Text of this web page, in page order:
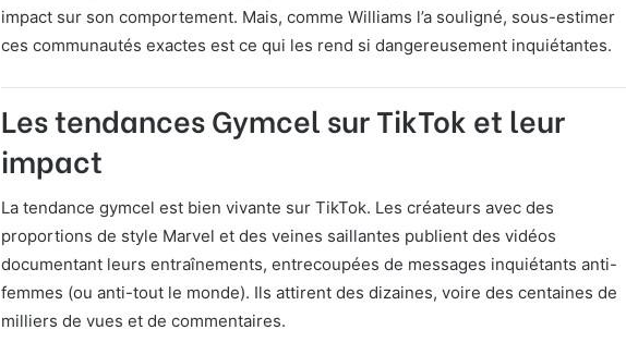
impact sur son comportement. Mais, comme Williams l’a souligné, sous-estimer
ces communautés exactes est ce qui les rend si dangereusement inquiétantes.
Les tendances Gymcel sur TikTok et leur
impact
La tendance gymcel est bien vivante sur TikTok. Les créateurs avec des
proportions de style Marvel et des veines saillantes publient des vidéos
documentant leurs entraînements, entrecoupées de messages inquiétants anti-
femmes (ou anti-tout le monde). Ils attirent des dizaines, voire des centaines de
milliers de vues et de commentaires.